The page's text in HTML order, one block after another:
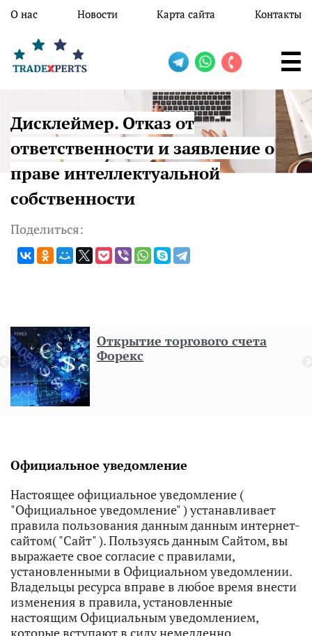
Перейти к основному содержанию
О нас Новости Карта сайта Контакты
Дисклеймер. Отказ от
ответственности и заявление о
праве интеллектуальной
собственности
Поделиться:
Открытие торгового счета
Форекс
Официальное уведомление
Настоящее официальное уведомление (
"Официальное уведомление" ) устанавливает
правила пользования данным данным интернет-
сайтом( "Сайт" ). Пользуясь данным Сайтом, вы
выражаете свое согласие с правилами,
установленными в Официальном уведомлении.
Владельцы ресурса вправе в любое время внести
изменения в правила, установленные
настоящим Официальным уведомлением,
которые вступают в силу немедленно.